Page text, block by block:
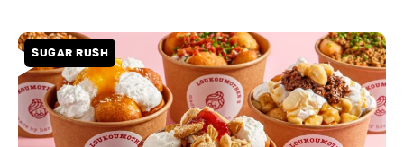
SUGAR RUSH